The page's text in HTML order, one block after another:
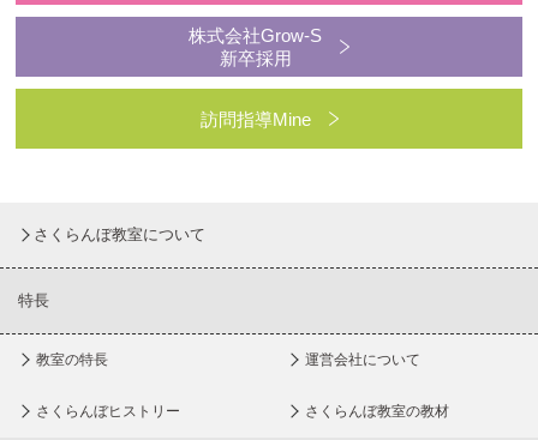
株式会社Grow-S
新卒採用
訪問指導Mine
さくらんぼ教室について
特長
教室の特長 運営会社について
さくらんぼヒストリー さくらんぼ教室の教材